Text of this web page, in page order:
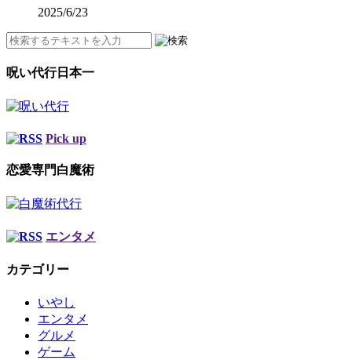
2025/6/23
呪い代行日本一
Pick up
恋愛専門白魔術
エンタメ
カテゴリー
いやし
エンタメ
グルメ
ゲーム